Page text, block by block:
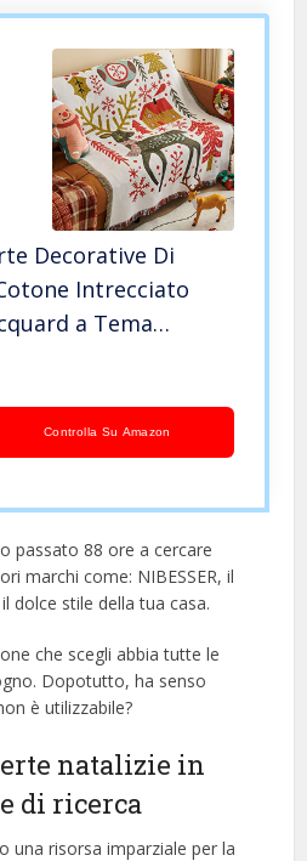
Decorative Di
Intrecciato
a Tema
Coperta Da
Tappeto
Controlla Su Amazon
passato 88 ore a cercare
marchi come: NIBESSER, il
dolce stile della tua casa.
che scegli abbia tutte le
Dopotutto, ha senso
è utilizzabile?
natalizie in
di ricerca
una risorsa imparziale per la